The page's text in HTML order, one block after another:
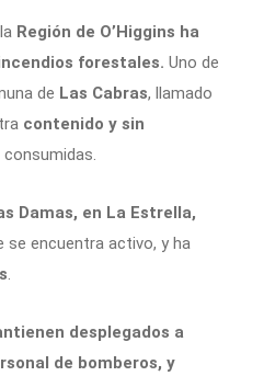
Región de O’Higgins ha
forestales. Uno de
de Las Cabras, llamado
contenido y sin
Damas, en La Estrella,
se encuentra activo, y ha
.
desplegados a
de bomberos, y